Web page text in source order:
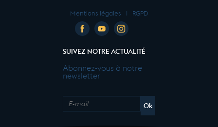
Mentions légales I RGPD
SUIVEZ NOTRE ACTUALITÉ
Abonnez-vous à notre
newsletter